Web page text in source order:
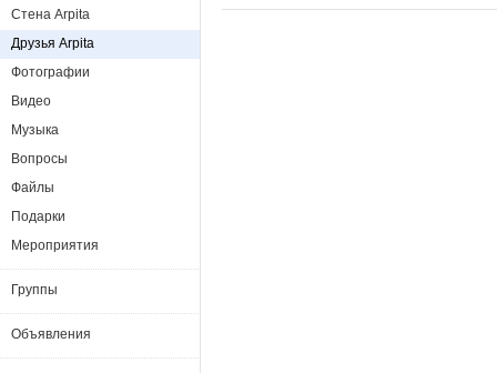
Стена Arpita
Друзья Arpita
Фотографии
Видео
Музыка
Вопросы
Файлы
Подарки
Мероприятия
Группы
Объявления